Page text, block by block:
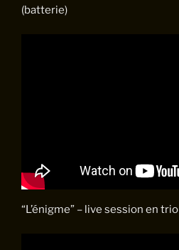
(batterie)
“L’énigme” – live session en trio